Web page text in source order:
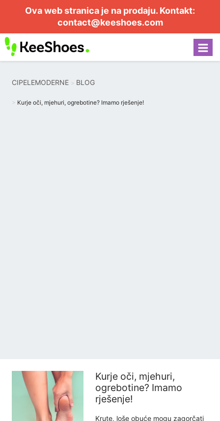
Ova web stranica je na prodaju. Kontakt:
contact@keeshoes.com
CIPELEMODERNE BLOG
Kurje oči, mjehuri, ogrebotine? Imamo rješenje!
Kurje oči, mjehuri,
ogrebotine? Imamo
rješenje!
Krute, loše obuće mogu zagorčati